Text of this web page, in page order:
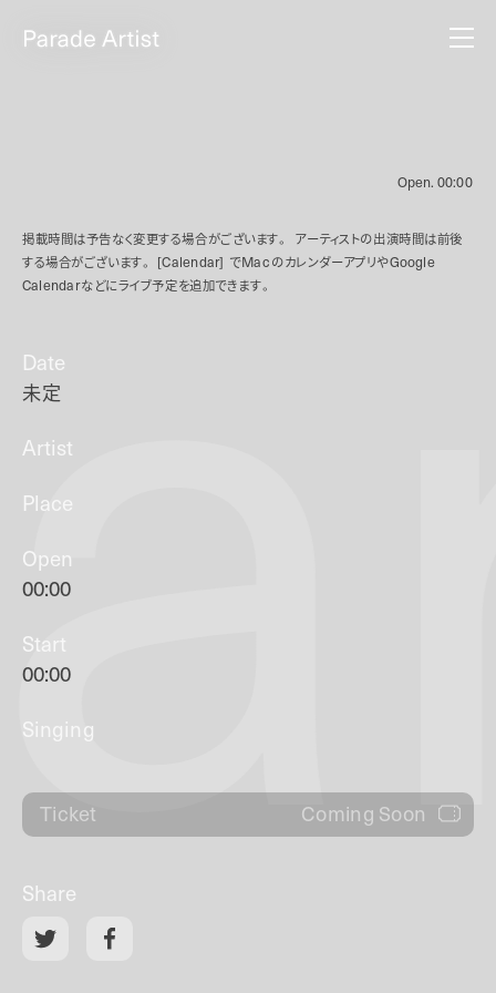
Open. 00:00
掲載時間は予告なく変更する場合がございます。
アーティストの出演時間は前後
する場合がございます。
[Calendar] でMacのカレンダーアプリやGoogle
Calendarなどにライブ予定を追加できます。
Date
未定
Artist
Place
Open
00:00
Start
00:00
Singing
Ticket Coming Soon
Share